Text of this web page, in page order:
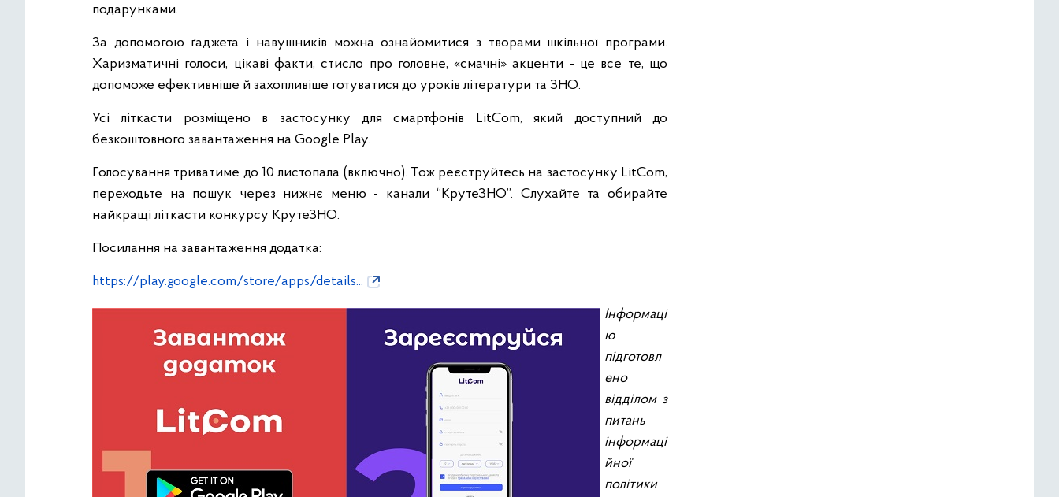
подарунками.
За допомогою ґаджета і навушників можна ознайомитися з творами шкільної програми.
Харизматичні голоси, цікаві факти, стисло про головне, «смачні» акценти - це все те, що
допоможе ефективніше й захопливіше готуватися до уроків літератури та ЗНО.
Усі літкасти розміщено в застосунку для смартфонів LitCom, який доступний до
безкоштовного завантаження на Google Play.
Голосування триватиме до 10 листопала (включно). Тож реєструйтесь на застосунку LitCom,
переходьте на пошук через нижнє меню - канали “КрутеЗНО”. Слухайте та обирайте
найкращі літкасти конкурсу КрутеЗНО.
Посилання на завантаження додатка:
https://play.google.com/store/apps/details...
Інформаці
ю
підготовл
ено
відділом з
питань
інформаці
йної
політики